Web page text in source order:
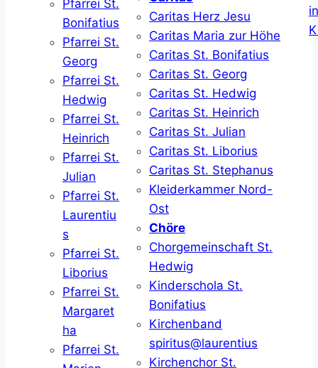
Pfarrei St.
Bonifatius
Pfarrei St.
Georg
Pfarrei St.
Hedwig
Pfarrei St.
Heinrich
Pfarrei St.
Julian
Pfarrei St.
Laurentiu
s
Pfarrei St.
Liborius
Pfarrei St.
Margaret
ha
Pfarrei St.
Caritas Herz Jesu
Caritas Maria zur Höhe
Caritas St. Bonifatius
Caritas St. Georg
Caritas St. Hedwig
Caritas St. Heinrich
Caritas St. Julian
Caritas St. Liborius
Caritas St. Stephanus
Kleiderkammer Nord-
Ost
Chöre
Chorgemeinschaft St.
Hedwig
Kinderschola St.
Bonifatius
Kirchenband
spiritus@laurentius
Kirchenchor St.